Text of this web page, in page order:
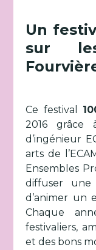
Un
sur
Ce festival
2016 grâce
d’ingénieur
arts de
Ensembles
diffuser une
d’animer un
Chaque
festivaliers,
et des bons